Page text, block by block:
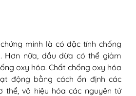
minh là có đặc tính chống
Hơn nữa, dầu dừa có thể giảm
oxy hóa. Chất chống oxy hóa
động bằng cách ổn định các
thể, vô hiệu hóa các nguyên tử